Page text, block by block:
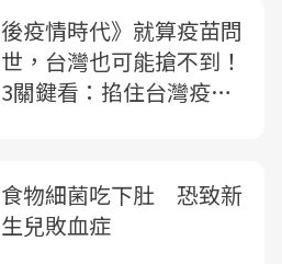
後疫情時代》就算疫苗問
世，台灣也可能搶不到！
3關鍵看：掐住台灣疫苗
食物細菌吃下肚 恐致新
生兒敗血症